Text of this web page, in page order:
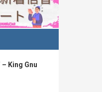
– King Gnu